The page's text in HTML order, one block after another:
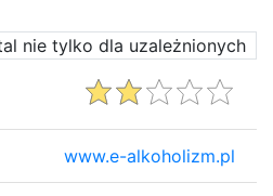
www.e-alkoholizm.pl